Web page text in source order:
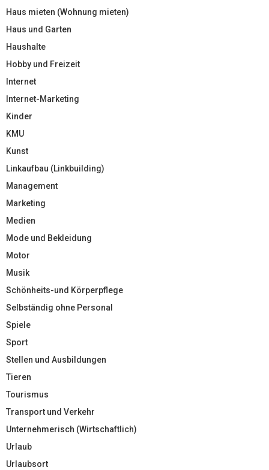
Haus mieten (Wohnung mieten)
Haus und Garten
Haushalte
Hobby und Freizeit
Internet
Internet-Marketing
Kinder
KMU
Kunst
Linkaufbau (Linkbuilding)
Management
Marketing
Medien
Mode und Bekleidung
Motor
Musik
Schönheits-und Körperpflege
Selbständig ohne Personal
Spiele
Sport
Stellen und Ausbildungen
Tieren
Tourismus
Transport und Verkehr
Unternehmerisch (Wirtschaftlich)
Urlaub
Urlaubsort